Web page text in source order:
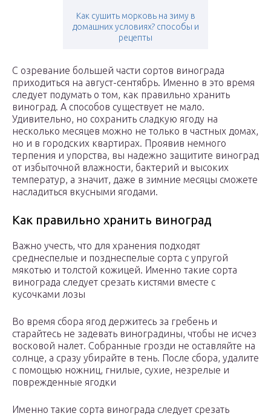
Как сушить морковь на зиму в
домашних условиях? способы и
рецепты
С озревание большей части сортов винограда
приходиться на август-сентябрь. Именно в это время
следует подумать о том, как правильно хранить
виноград. А способов существует не мало.
Удивительно, но сохранить сладкую ягоду на
несколько месяцев можно не только в частных домах,
но и в городских квартирах. Проявив немного
терпения и упорства, вы надежно защитите виноград
от избыточной влажности, бактерий и высоких
температур, а значит, даже в зимние месяцы сможете
насладиться вкусными ягодами.
Как правильно хранить виноград
Важно учесть, что для хранения подходят
среднеспелые и позднеспелые сорта с упругой
мякотью и толстой кожицей. Именно такие сорта
винограда следует срезать кистями вместе с
кусочками лозы
Во время сбора ягод держитесь за гребень и
старайтесь не задевать виноградины, чтобы не исчез
восковой налет. Собранные грозди не оставляйте на
солнце, а сразу убирайте в тень. После сбора, удалите
с помощью ножниц, гнилые, сухие, незрелые и
поврежденные ягодки
Именно такие сорта винограда следует срезать